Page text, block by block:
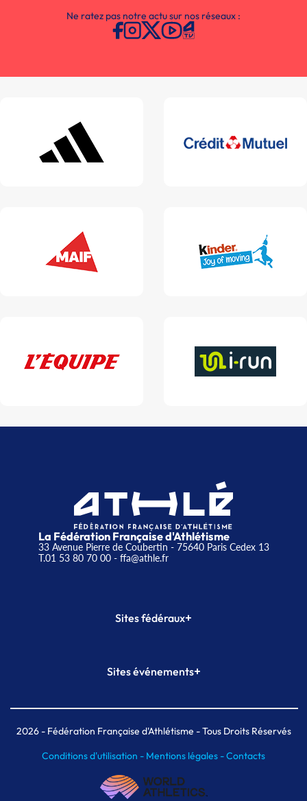
Ne ratez pas notre actu sur nos réseaux :
La Fédération Française d'Athlétisme
33 Avenue Pierre de Coubertin - 75640 Paris Cedex 13
T.01 53 80 70 00- ffa@athle.fr
Sites fédéraux+
Plateforme Formation
Sites événements+
Meeting de Paris indoor
MAIF Ekiden de Paris
2026- Fédération Française d'Athlétisme - Tous Droits Réservés
Conditions d'utilisation - Mentions légales -Contacts